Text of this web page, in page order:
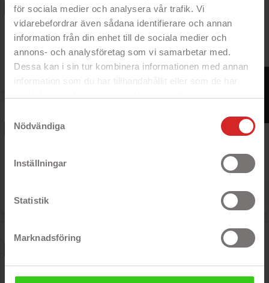
för sociala medier och analysera vår trafik. Vi
vidarebefordrar även sådana identifierare och annan
information från din enhet till de sociala medier och
annons- och analysföretag som vi samarbetar med.
Dessa kan i sin tur kombinera informationen med annan
information som du har tillhandahållit eller som de har
Nödvändiga
Inställningar
Statistik
Marknadsföring
PÅ TILBUD!
Klasse B
- 64 GB
- 6,1" Liquid Retina-skærm
- Ulåst
- AC-adapter og opladningskabel
Nypris: 4 437 kr
955 kr 
PÅ TILBUD!
Klasse A
- Kraftfuld A14-processor med seks

iPhone 12 128GB Sort (brugt)
- To 12 MP-kameraer
- Kraftfuld A14-processor med seks